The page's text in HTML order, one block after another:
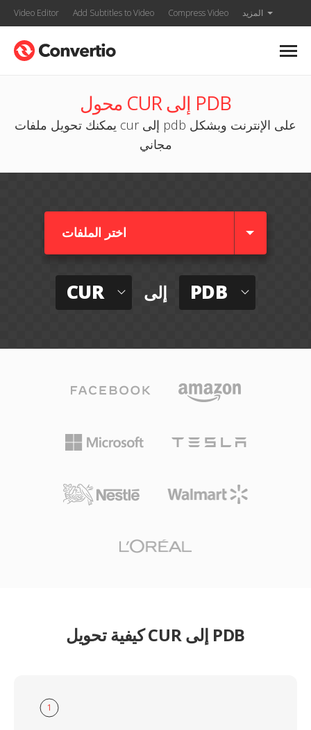
Video Editor Add Subtitles to Video Compress Video المزيد
محول CUR إلى PDB
يمكنك تحويل ملفات cur إلى pdb على الإنترنت وبشكل
مجاني
اختر الملفات
CUR إلى PDB
كيفية تحويل CUR إلى PDB
1